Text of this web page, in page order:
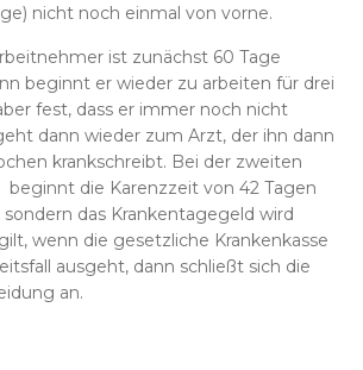
nicht noch einmal von vorne.
ist zunächst 60 Tage
beginnt er wieder zu arbeiten für drei
fest, dass er immer noch nicht
dann wieder zum Arzt, der ihn dann
krankschreibt. Bei der zweiten
die Karenzzeit von 42 Tagen
das Krankentagegeld wird
wenn die gesetzliche Krankenkasse
ausgeht, dann schließt sich die
an.